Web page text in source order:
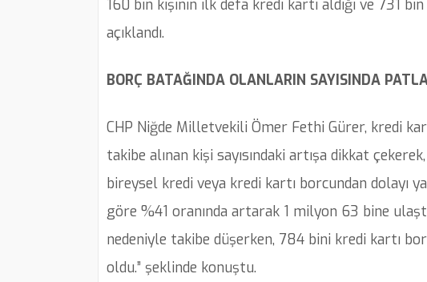
160 bin kişinin ilk defa kredi kartı aldığı ve 731
açıklandı.
BORÇ BATAĞINDA OLANLARIN SAYISINDA
CHP Niğde Milletvekili Ömer Fethi Gürer, kredi
takibe alınan kişi sayısındaki artışa dikkat
bireysel kredi veya kredi kartı borcundan dolayı
göre %41 oranında artarak 1 milyon 63 bine
nedeniyle takibe düşerken, 784 bini kredi kartı
oldu.” şeklinde konuştu.